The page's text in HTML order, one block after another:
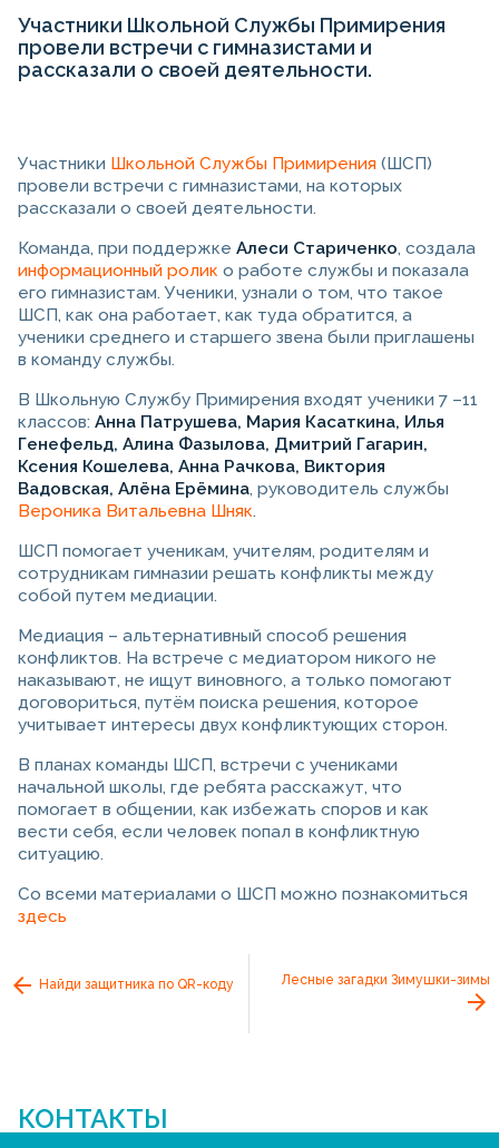
Участники Школьной Службы Примирения
провели встречи с гимназистами и
рассказали о своей деятельности.
Участники Школьной Службы Примирения (ШСП)
провели встречи с гимназистами, на которых
рассказали о своей деятельности.
Команда, при поддержке Алеси Стариченко, создала
информационный ролик о работе службы и показала
его гимназистам. Ученики, узнали о том, что такое
ШСП, как она работает, как туда обратится, а
ученики среднего и старшего звена были приглашены
в команду службы.
В Школьную Службу Примирения входят ученики 7 –11
классов: Анна Патрушева, Мария Касаткина, Илья
Генефельд, Алина Фазылова, Дмитрий Гагарин,
Ксения Кошелева, Анна Рачкова, Виктория
Вадовская, Алёна Ерёмина, руководитель службы
Вероника Витальевна Шняк.
ШСП помогает ученикам, учителям, родителям и
сотрудникам гимназии решать конфликты между
собой путем медиации.
Медиация – альтернативный способ решения
конфликтов. На встрече с медиатором никого не
наказывают, не ищут виновного, а только помогают
договориться, путём поиска решения, которое
учитывает интересы двух конфликтующих сторон.
В планах команды ШСП, встречи с учениками
начальной школы, где ребята расскажут, что
помогает в общении, как избежать споров и как
вести себя, если человек попал в конфликтную
ситуацию.
Со всеми материалами о ШСП можно познакомиться
здесь
Найди защитника по QR-коду Лесные загадки Зимушки-зимы
КОНТАКТЫ